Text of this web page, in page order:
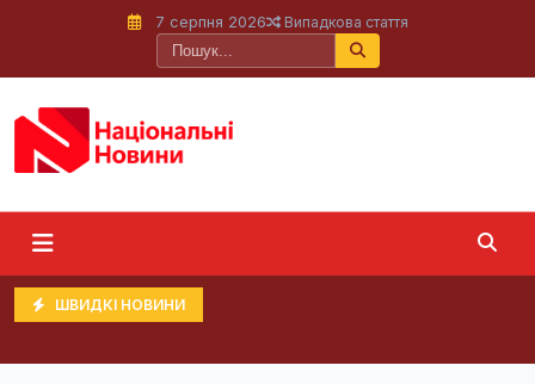
7 серпня 2026 Випадкова стаття
ШВИДКІ НОВИНИ